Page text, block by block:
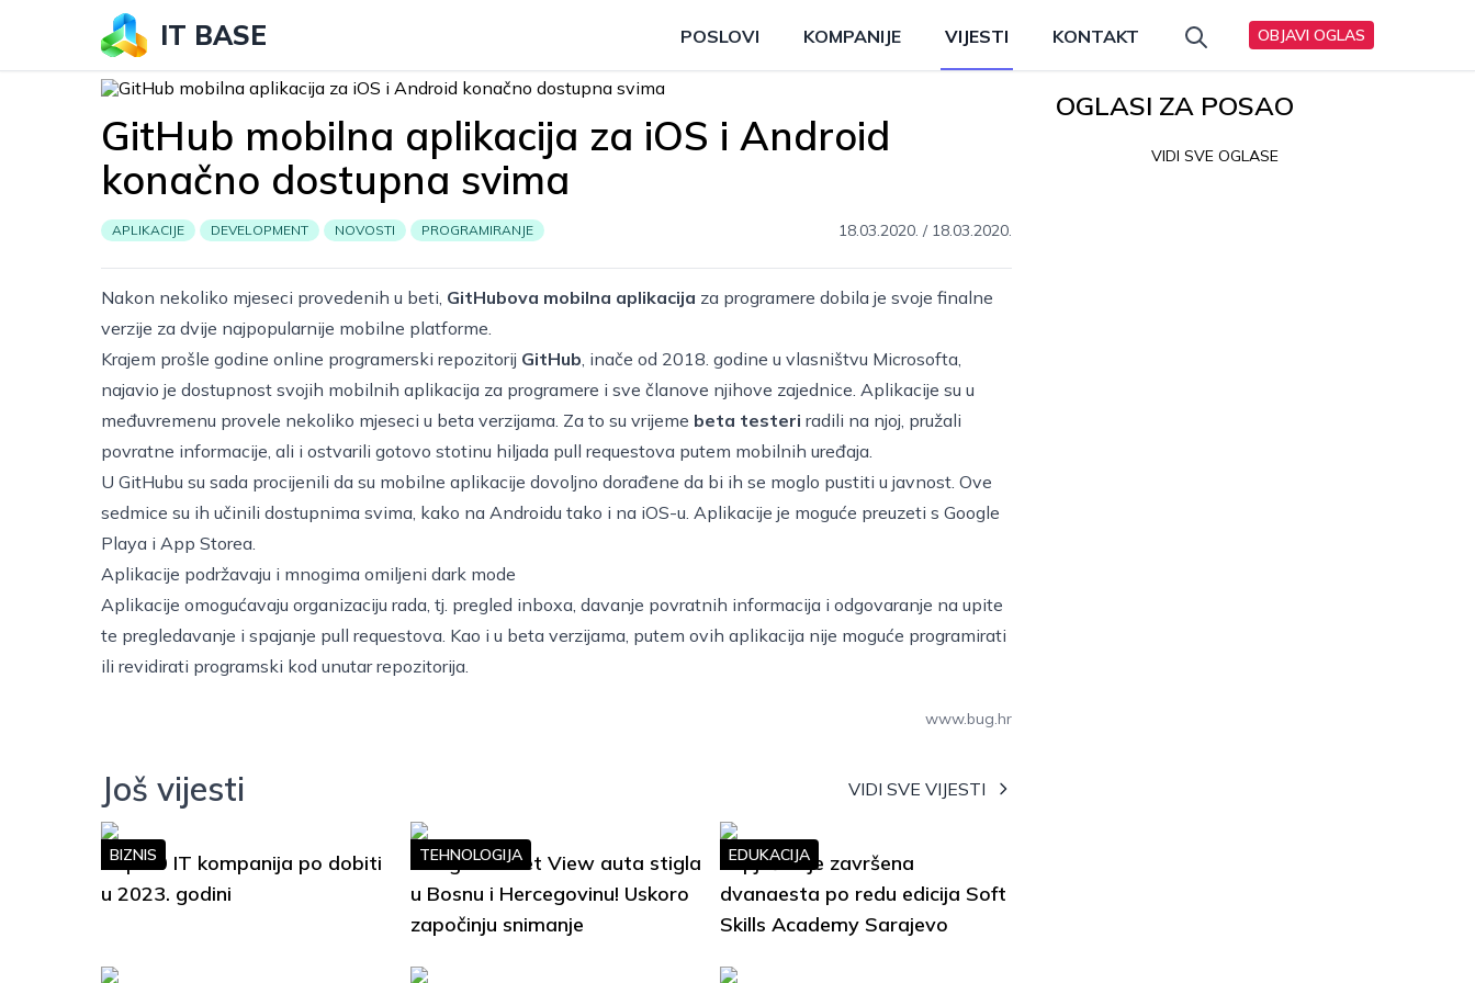
IT BASE POSLOVI KOMPANIJE VIJESTI KONTAKT OBJAVI OGLAS
GitHub mobilna aplikacija za iOS i Android
konačno dostupna svima
APLIKACIJE DEVELOPMENT NOVOSTI PROGRAMIRANJE 18.03.2020. / 18.03.2020.
Nakon nekoliko mjeseci provedenih u beti, GitHubova mobilna aplikacija za programere dobila je svoje finalne
verzije za dvije najpopularnije mobilne platforme.
Krajem prošle godine online programerski repozitorij GitHub, inače od 2018. godine u vlasništvu Microsofta,
najavio je dostupnost svojih mobilnih aplikacija za programere i sve članove njihove zajednice. Aplikacije su u
međuvremenu provele nekoliko mjeseci u beta verzijama. Za to su vrijeme beta testeri radili na njoj, pružali
povratne informacije, ali i ostvarili gotovo stotinu hiljada pull requestova putem mobilnih uređaja.
U GitHubu su sada procijenili da su mobilne aplikacije dovoljno dorađene da bi ih se moglo pustiti u javnost. Ove
sedmice su ih učinili dostupnima svima, kako na Androidu tako i na iOS-u. Aplikacije je moguće preuzeti s Google
Playa i App Storea.
Aplikacije podržavaju i mnogima omiljeni dark mode
Aplikacije omogućavaju organizaciju rada, tj. pregled inboxa, davanje povratnih informacija i odgovaranje na upite
te pregledavanje i spajanje pull requestova. Kao i u beta verzijama, putem ovih aplikacija nije moguće programirati
ili revidirati programski kod unutar repozitorija.
www.bug.hr
Još vijesti VIDI SVE VIJESTI
Top 10 IT kompanija po dobiti
u 2023. godini
BIZNIS
Google Street View auta stigla
u Bosnu i Hercegovinu! Uskoro
započinju snimanje
TEHNOLOGIJA
Uspješno je završena
dvanaesta po redu edicija Soft
Skills Academy Sarajevo
EDUKACIJA
OGLASI ZA POSAO
VIDI SVE OGLASE